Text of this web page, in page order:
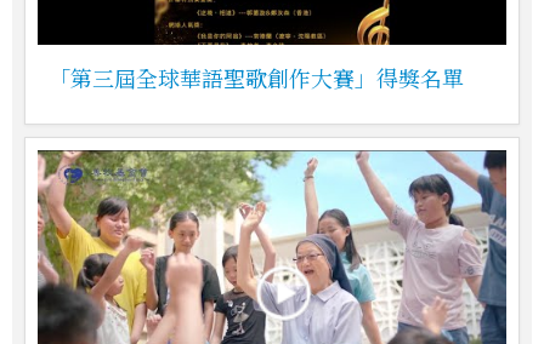
「第三屆全球華語聖歌創作大賽」得獎名單